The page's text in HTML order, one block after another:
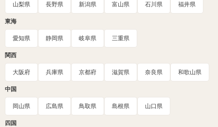
山梨県 長野県 新潟県 富山県 石川県 福井県
東海
愛知県 静岡県 岐阜県 三重県
関西
大阪府 兵庫県 京都府 滋賀県 奈良県 和歌山県
中国
岡山県 広島県 鳥取県 島根県 山口県
四国